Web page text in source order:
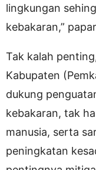
lingkungan
kebakaran,”
Tak kalah
Kabupaten
dukung
kebakaran, tak
manusia, serta
peningkatan